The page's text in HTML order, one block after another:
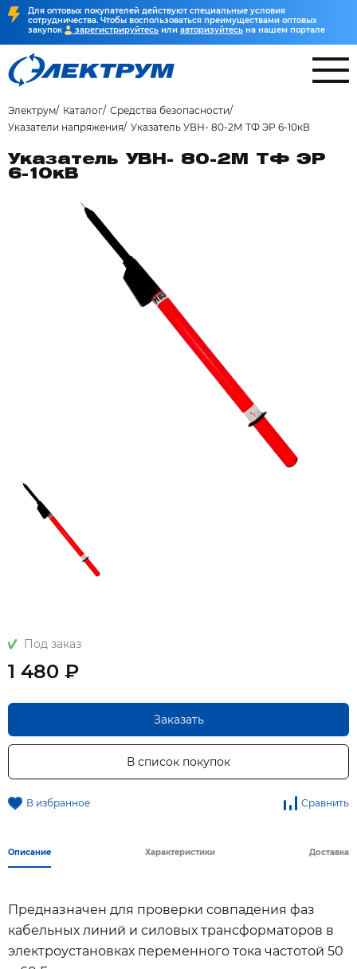
Для оптовых покупателей действуют специальные условия
сотрудничества. Чтобы воспользоваться преимуществами оптовых
закупок
зарегистрируйтесь или авторизуйтесь на нашем портале
Электрум Каталог Средства безопасности
Указатели напряжения
Указатель УВН- 80-2М ТФ ЭР 6-10кВ
Указатель УВН- 80-2М ТФ ЭР
6-10кВ
Под заказ
1 480 ₽
Заказать
В список покупок
В избранное Сравнить
Описание Характеристики Доставка
Предназначен для проверки совпадения фаз
кабельных линий и силовых трансформаторов в
электроустановках переменного тока частотой 50